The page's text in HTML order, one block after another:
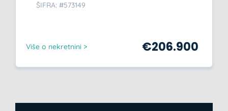
ŠIFRA: #573149
Više o nekretnini > €206.900